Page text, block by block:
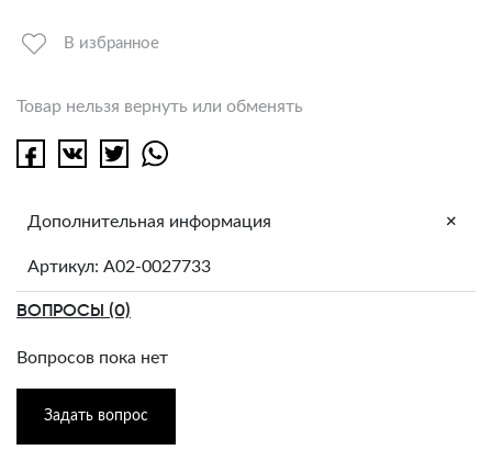
В избранное
Товар нельзя вернуть или обменять
Дополнительная информация +
Артикул: A02-0027733
ВОПРОСЫ (0)
Вопросов пока нет
Задать вопрос